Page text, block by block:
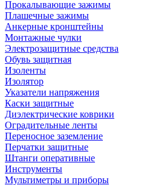
Прокалывающие зажимы
Плашечные зажимы
Анкерные кронштейны
Монтажные чулки
Электрозащитные средства
Обувь защитная
Изоленты
Изолятор
Указатели напряжения
Каски защитные
Диэлектрические коврики
Оградительные ленты
Переносное заземление
Перчатки защитные
Штанги оперативные
Инструменты
Мультиметры и приборы